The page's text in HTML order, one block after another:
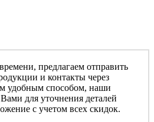
предлагаем отправить
и контакты через
удобным способом, наши
для уточнения деталей
с учетом всех скидок.